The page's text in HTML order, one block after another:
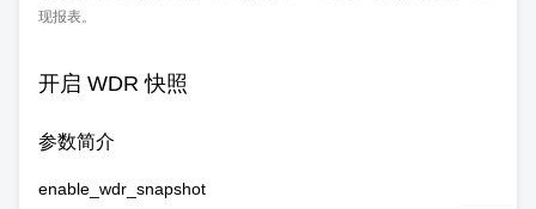
现报表。
开启 WDR 快照
参数简介
enable_wdr_snapshot